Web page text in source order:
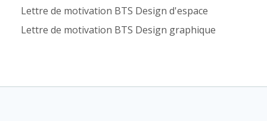
Lettre de motivation BTS Design d'espace
Lettre de motivation BTS Design graphique